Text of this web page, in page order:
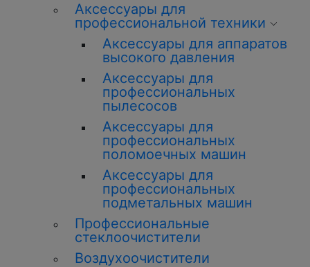
Аксессуары для
профессиональной техники
Аксессуары для аппаратов
высокого давления
Аксессуары для
профессиональных
пылесосов
Аксессуары для
профессиональных
поломоечных машин
Аксессуары для
профессиональных
подметальных машин
Профессиональные
стеклоочистители
Воздухоочистители